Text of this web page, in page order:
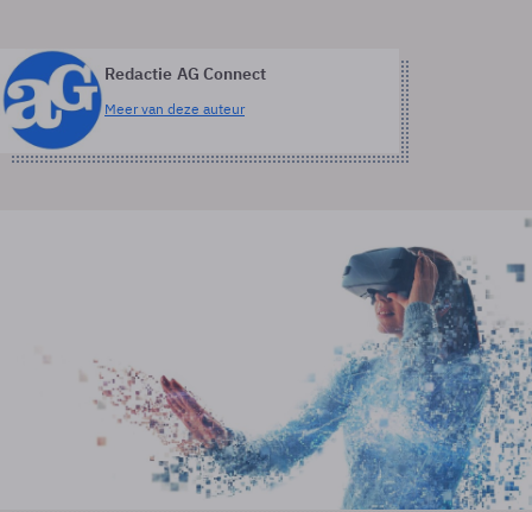
Redactie AG Connect
Meer van deze auteur